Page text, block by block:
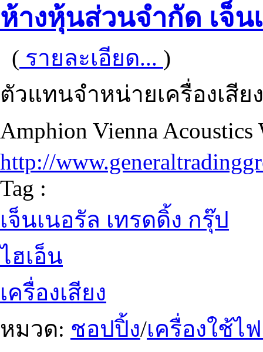
ห้างหุ้นส่วนจำกัด เจ็น
( รายละเอียด... )
ตัวแทนจำหน่ายเครื่องเสี
Amphion Vienna
http://
Tag :
เจ็นเนอรัล เทรดดิ้ง กรุ๊ป
ไฮเอ็น
เครื่องเสียง
หมวด: ชอปปิ้ง/เครื่องใช้ไ